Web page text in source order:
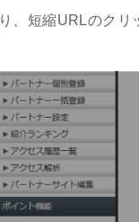
り、短縮URLのクリ